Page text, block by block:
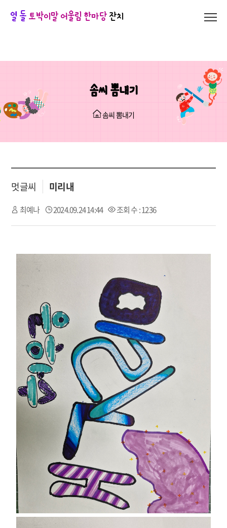
열 돌 토박이말 어울림 한마당잔치
솜씨 뽐내기
솜씨 뽐내기
멋글씨 미리내
최예나 2024.09.24 14:44 조회 수 : 1236